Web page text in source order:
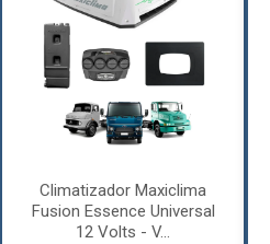
Climatizador Maxiclima
Fusion Essence Universal
12 Volts - V...